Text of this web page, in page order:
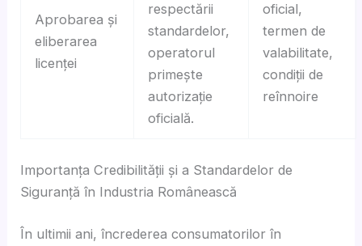
Aprobarea și
eliberarea
licenței
respectării
standardelor,
operatorul
primește
autorizație
oficială.
oficial,
termen de
valabilitate,
condiții de
reînnoire
Importanța Credibilității și a Standardelor de
Siguranță în Industria Românească
În ultimii ani, încrederea consumatorilor în